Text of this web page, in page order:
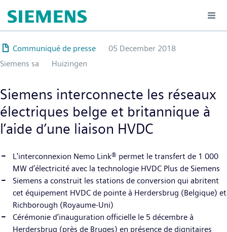
till
huvudinnehåll
Communiqué de presse
05 December 2018
Siemens sa
Huizingen
Siemens interconnecte les réseaux
électriques belge et britannique à
l’aide d’une liaison HVDC
L'interconnexion Nemo Link® permet le transfert de 1 000
MW d’électricité avec la technologie HVDC Plus de Siemens
Siemens a construit les stations de conversion qui abritent
cet équipement HVDC de pointe à Herdersbrug (Belgique) et
Richborough (Royaume-Uni)
Cérémonie d’inauguration officielle le 5 décembre à
Herdersbrug (près de Bruges) en présence de dignitaires